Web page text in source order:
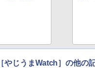
［やじうまWatch］の他の